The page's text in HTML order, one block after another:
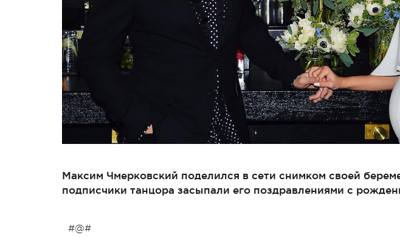
Максим Чмерковский поделился в сети снимком своей
подписчики танцора засыпали его поздравлениями с
#@#